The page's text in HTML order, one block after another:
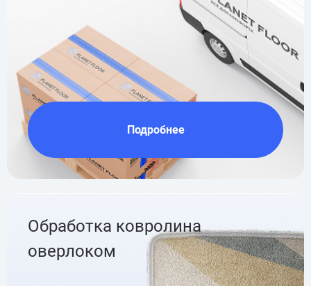
Подробнее
Обработка ковролина
оверлоком